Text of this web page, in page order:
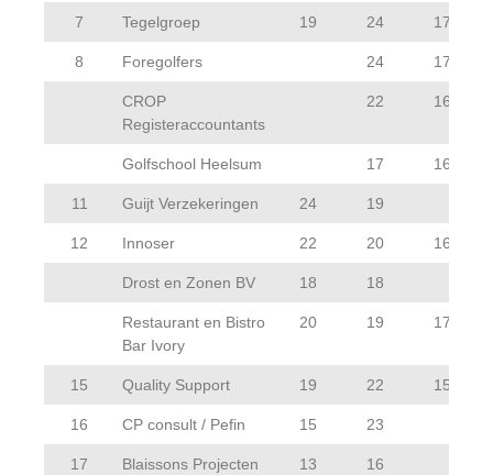
7 Tegelgroep 19 24 17
8 Foregolfers 24 17
CROP
Registeraccountants
22 16
Golfschool Heelsum 17 16
11 Guijt Verzekeringen 24 19
12 Innoser 22 20 16
Drost en Zonen BV 18 18
Restaurant en Bistro
Bar Ivory
20 19 17
15 Quality Support 19 22 15
16 CP consult / Pefin 15 23
17 Blaissons Projecten 13 16